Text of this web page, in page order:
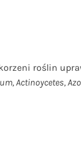
roślin
Actinoycetes,